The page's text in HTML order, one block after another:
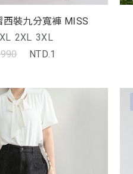
西裝九分寬褲 MISS
XL 2XL 3XL
NTD.1